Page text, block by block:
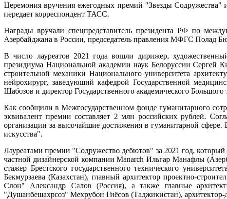
в
на
в
Церемония вручения ежегодных премий "Звезды Содружества"
передает корреспондент ТАСС.
Награды вручали спецпредставитель президента РФ по
Азербайджана в России, председатель правления МФГС Полад
В число лауреатов 2021 года вошли дирижер,
президиума Национальной академии наук Белоруссии Сергей
строительной механики Национального университета
нейрохирург, заведующий кафедрой Государственной
Шабозов и директор Государственного академического Большого
Как сообщили в Межгосударственном фонде гуманитарного
эквивалент премии составляет 2 млн российских рублей.
организации за высочайшие достижения в гуманитарной
искусства".
Лауреатами премии "Содружество дебютов" за 2021 год,
частной дизайнерской компании Manarch Ильгар Манафлы
стажер Брестского государственного технического
Бекмурзаева (Казахстан), главный архитектор проектно-
Слон" Александр Салов (Россия), а также главные
"Душанбешахрсоз" Мехрубон Гиёсов (Таджикистан),